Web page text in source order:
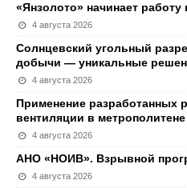
«Янзолото» начинает работу
4 августа 2026
Солнцевский угольный
добычи — уникальные
4 августа 2026
Применение разработанных
вентиляции в метрополитене
4 августа 2026
АНО «НОИВ». Взрывной
4 августа 2026